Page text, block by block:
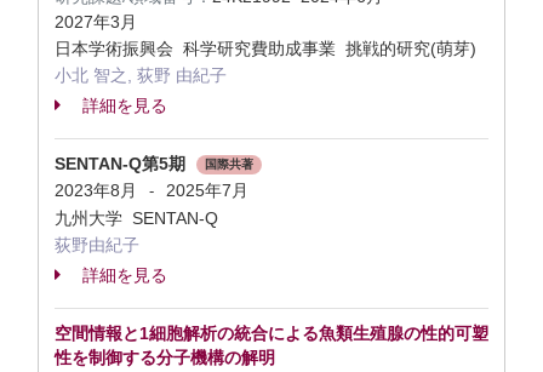
2027年3月
日本学術振興会 科学研究費助成事業 挑戦的研究(萌芽)
小北 智之, 荻野 由紀子
詳細を見る
SENTAN-Q第5期 国際共著
2023年8月 -
2025年7月
九州大学 SENTAN-Q
荻野由紀子
詳細を見る
空間情報と1細胞解析の統合による魚類生殖腺の性的可塑
性を制御する分子機構の解明